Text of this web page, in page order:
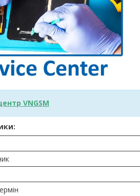
VNGSM